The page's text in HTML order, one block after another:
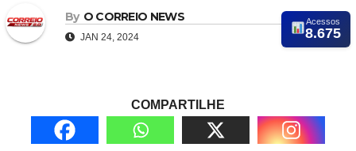
By O CORREIO NEWS
JAN 24, 2024
Acessos
8.675
COMPARTILHE